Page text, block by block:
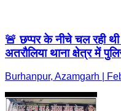
🚨 छप्पर के नीचे चल रही
अतरौलिया थाना क्षेत्र में
Burhanpur, Azamgarh |